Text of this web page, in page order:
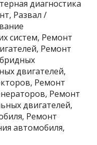
диагностика
Развал /
систем, Ремонт
Ремонт
двигателей,
Ремонт
Ремонт
двигателей,
Ремонт
автомобиля,